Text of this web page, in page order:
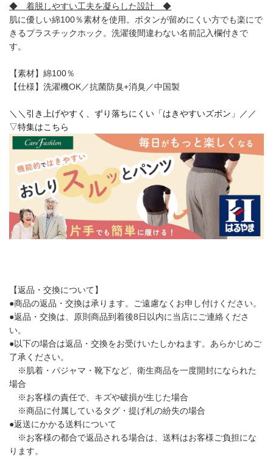
◆ 着脱しやすい工夫を凝らした設計 ◆
肌に優しい綿100％素材を使用。ボタンが留めにくい方でも楽にで
きるプラスチックホック。洗濯後間違わない名前記入欄付きで
す。
【素材】綿100％
【仕様】洗濯機OK／抗菌防臭+消臭／中国製
＼＼引き上げやすく、ずり落ちにくい「はきやすいズボン」／／
▽特集はこちら
【返品・交換について】
●商品の返品・交換は承ります。ご遠慮なくお申し付けください。
●返品・交換は、原則商品到着後8日以内に当店にご連絡くださ
い。
●以下の場合は返品・交換をお受けいたしかねます。あらかじめご
了承ください。
※肌着・パジャマ・靴下など、衛生商品を一度開封になられた
場合
※お客様の責任で、キズや破損が生じた場合
※商品に付属しているタグ・提げ札の紛失の場合
●返送にかかる送料について
※お客様の都合で返品される場合は、送料はお客様ご負担にな
ります。